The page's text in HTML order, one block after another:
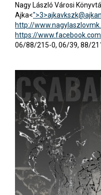
Nagy László Városi
Ajka<">3>
http://
https://
06/88/215-0, 06/39, 88/